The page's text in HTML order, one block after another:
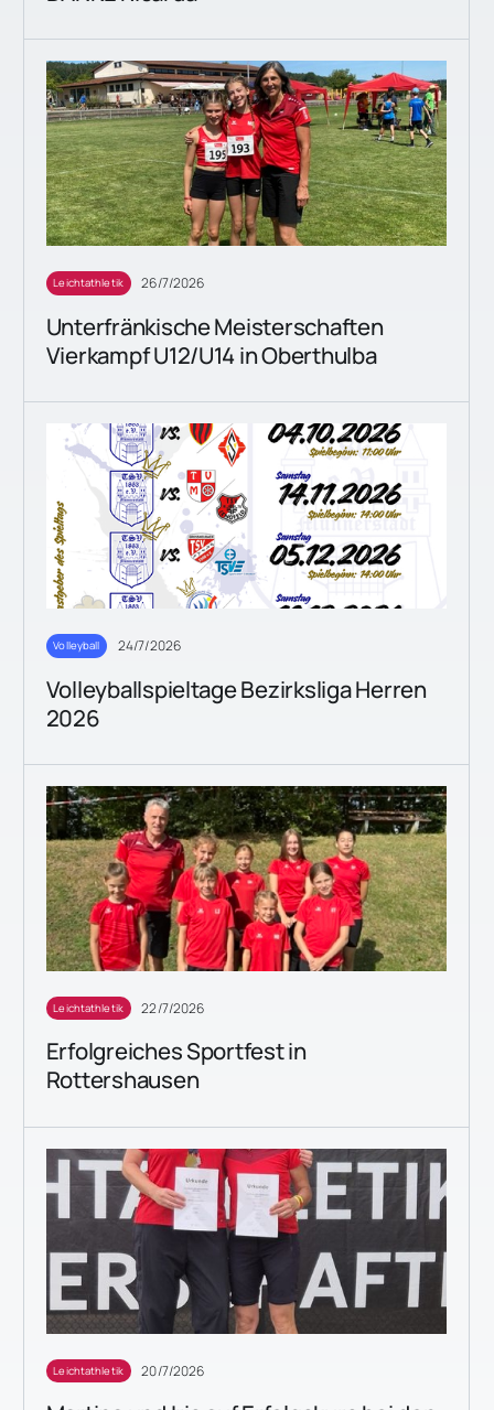
Leichtathletik 26/7/2026
Unterfränkische Meisterschaften
Vierkampf U12/U14 in Oberthulba
Volleyball 24/7/2026
Volleyballspieltage Bezirksliga Herren
2026
Leichtathletik 22/7/2026
Erfolgreiches Sportfest in
Rottershausen
Leichtathletik 20/7/2026